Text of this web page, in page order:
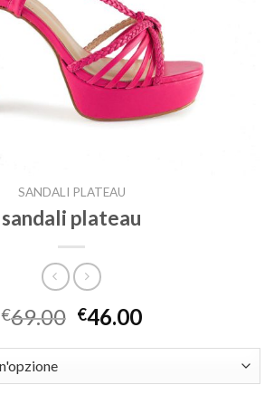
SANDALI PLATEAU
sandali plateau
€69.00 €46.00